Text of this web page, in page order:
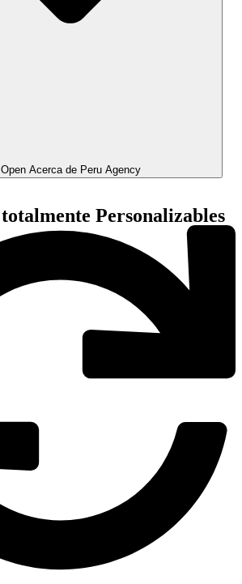
Open Acerca de Peru Agency
totalmente Personalizables